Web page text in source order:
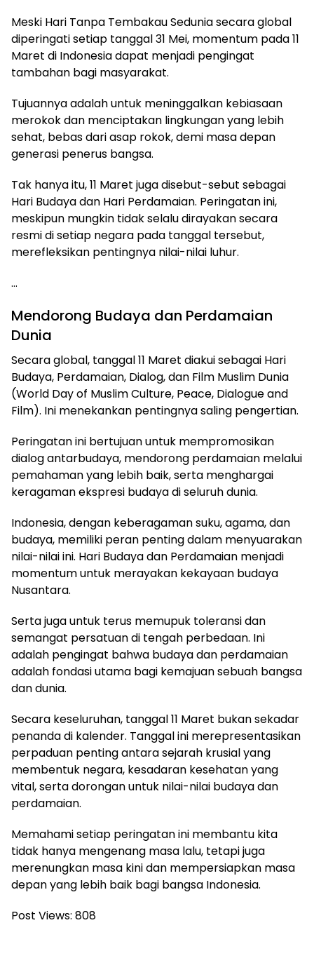
Meski Hari Tanpa Tembakau Sedunia secara global
diperingati setiap tanggal 31 Mei, momentum pada 11
Maret di Indonesia dapat menjadi pengingat
tambahan bagi masyarakat.
Tujuannya adalah untuk meninggalkan kebiasaan
merokok dan menciptakan lingkungan yang lebih
sehat, bebas dari asap rokok, demi masa depan
generasi penerus bangsa.
Tak hanya itu, 11 Maret juga disebut-sebut sebagai
Hari Budaya dan Hari Perdamaian. Peringatan ini,
meskipun mungkin tidak selalu dirayakan secara
resmi di setiap negara pada tanggal tersebut,
merefleksikan pentingnya nilai-nilai luhur.
…
Mendorong Budaya dan Perdamaian
Dunia
Secara global, tanggal 11 Maret diakui sebagai Hari
Budaya, Perdamaian, Dialog, dan Film Muslim Dunia
(World Day of Muslim Culture, Peace, Dialogue and
Film). Ini menekankan pentingnya saling pengertian.
Peringatan ini bertujuan untuk mempromosikan
dialog antarbudaya, mendorong perdamaian melalui
pemahaman yang lebih baik, serta menghargai
keragaman ekspresi budaya di seluruh dunia.
Indonesia, dengan keberagaman suku, agama, dan
budaya, memiliki peran penting dalam menyuarakan
nilai-nilai ini. Hari Budaya dan Perdamaian menjadi
momentum untuk merayakan kekayaan budaya
Nusantara.
Serta juga untuk terus memupuk toleransi dan
semangat persatuan di tengah perbedaan. Ini
adalah pengingat bahwa budaya dan perdamaian
adalah fondasi utama bagi kemajuan sebuah bangsa
dan dunia.
Secara keseluruhan, tanggal 11 Maret bukan sekadar
penanda di kalender. Tanggal ini merepresentasikan
perpaduan penting antara sejarah krusial yang
membentuk negara, kesadaran kesehatan yang
vital, serta dorongan untuk nilai-nilai budaya dan
perdamaian.
Memahami setiap peringatan ini membantu kita
tidak hanya mengenang masa lalu, tetapi juga
merenungkan masa kini dan mempersiapkan masa
depan yang lebih baik bagi bangsa Indonesia.
Post Views: 808